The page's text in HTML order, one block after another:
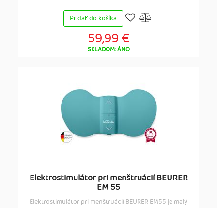
Pridať do košíka
59,99 €
SKLADOM: ÁNO
Elektrostimulátor pri menštruácií BEURER
EM 55
Elektrostimulátor pri menštruácií BEURER EM55 je malý